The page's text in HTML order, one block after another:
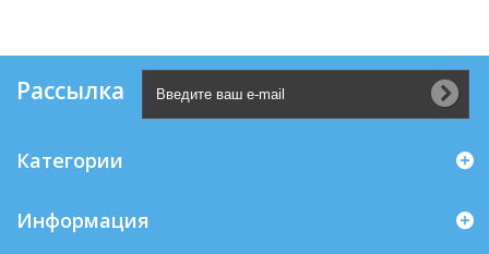
Рассылка
Категории
Информация